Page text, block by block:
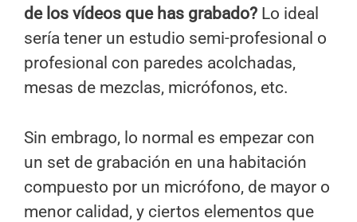
de los vídeos que has grabado? Lo ideal
sería tener un estudio semi-profesional o
profesional con paredes acolchadas,
mesas de mezclas, micrófonos, etc.
Sin embrago, lo normal es empezar con
un set de grabación en una habitación
compuesto por un micrófono, de mayor o
menor calidad, y ciertos elementos que